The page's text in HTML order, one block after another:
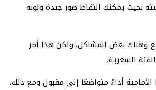
بحيث يمكنك التقاط صور جيدة ولونه
وهناك بعض المشاكل، ولكن هذا أمر
السعرية.
الأمامية أداءً متواضعًا إلى مقبول ومع ذلك،